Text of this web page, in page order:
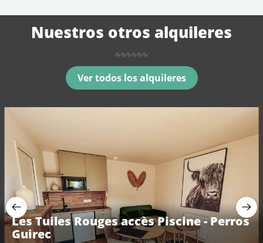
Nuestros otros alquileres
Ver todos los alquileres
Les Tuiles Rouges accès Piscine - Perros
Guirec